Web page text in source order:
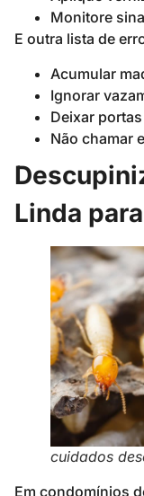
Monitore
E outra lista de
Acumular
Ignorar
Deixar
Não chamar
Linda
cuidados
Em condomínios